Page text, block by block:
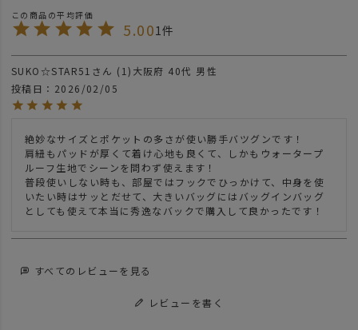
5.001
SUKO☆STAR51 1 大阪府 40代 男性
投稿日
2026/02/05
絶妙なサイズとポケットの多さが使い勝手バツグンです！
肩紐もパッドが厚くて着け心地も良くて、しかもウォータープ
ルーフ生地でシーンを問わず使えます！
普段使いしない時も、部屋ではフックでひっかけて、中身を使
いたい時はサッとだせて、大きいバッグにはバッグインバッグ
としても使えて本当に秀逸なバックで購入して良かったです！
すべてのレビューを見る
レビューを書く